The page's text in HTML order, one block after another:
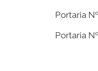
Portaria
Portaria